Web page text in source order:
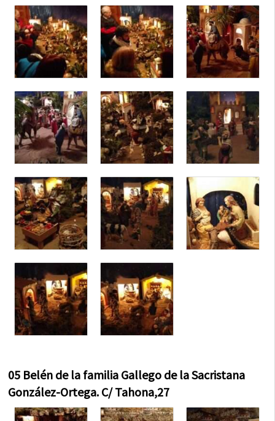
05 Belén de la familia Gallego de la Sacristana
González-Ortega. C/ Tahona,27